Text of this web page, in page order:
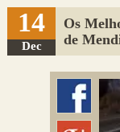
Sugerir Link
Adicionar Blog
Colmeia Exchange
14
Dec
Os
de